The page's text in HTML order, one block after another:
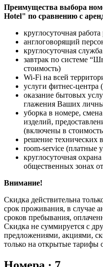
Преимущества выбора
Hotel" по сравнению с
круглосуточная
англоговорящий
круглосуточная
завтрак по системе
стоимость)
Wi-Fi на всей
услуги фитнес-центра
оказание бытовых
глажения Ваших
уборка в номере,
изделий,
(включены в
решение технических
room-service (платные
круглосуточная
общественных зонах
Внимание!
Скидка действительна
срок проживания, в случае
сроков пребывания,
Скидка не суммируется с
предложениями, акциями,
только на открытые тарифы